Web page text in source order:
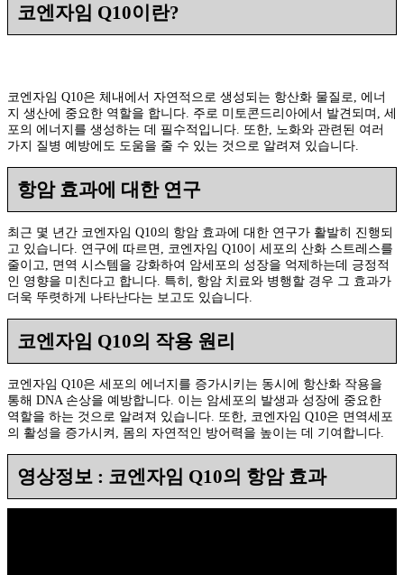
코엔자임 Q10이란?
코엔자임 Q10은 체내에서 자연적으로 생성되는 항산화 물질로, 에너
지 생산에 중요한 역할을 합니다. 주로 미토콘드리아에서 발견되며, 세
포의 에너지를 생성하는 데 필수적입니다. 또한, 노화와 관련된 여러
가지 질병 예방에도 도움을 줄 수 있는 것으로 알려져 있습니다.
항암 효과에 대한 연구
최근 몇 년간 코엔자임 Q10의 항암 효과에 대한 연구가 활발히 진행되
고 있습니다. 연구에 따르면, 코엔자임 Q10이 세포의 산화 스트레스를
줄이고, 면역 시스템을 강화하여 암세포의 성장을 억제하는데 긍정적
인 영향을 미친다고 합니다. 특히, 항암 치료와 병행할 경우 그 효과가
더욱 뚜렷하게 나타난다는 보고도 있습니다.
코엔자임 Q10의 작용 원리
코엔자임 Q10은 세포의 에너지를 증가시키는 동시에 항산화 작용을
통해 DNA 손상을 예방합니다. 이는 암세포의 발생과 성장에 중요한
역할을 하는 것으로 알려져 있습니다. 또한, 코엔자임 Q10은 면역세포
의 활성을 증가시켜, 몸의 자연적인 방어력을 높이는 데 기여합니다.
영상정보 : 코엔자임 Q10의 항암 효과